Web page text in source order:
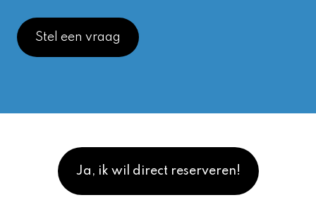
Stel een vraag
Ja, ik wil direct reserveren!